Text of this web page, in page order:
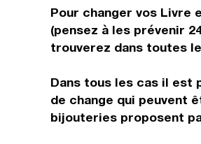
Pour changer vos Livre
(pensez à les prévenir
trouverez dans toutes
Dans tous les cas il est
de change qui peuvent
bijouteries proposent